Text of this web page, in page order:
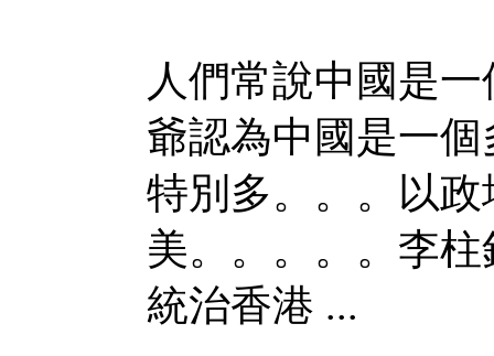
人們常說中國是
爺認為中國是一
特別多。。。以
美。。。。。李
統治香港 ...